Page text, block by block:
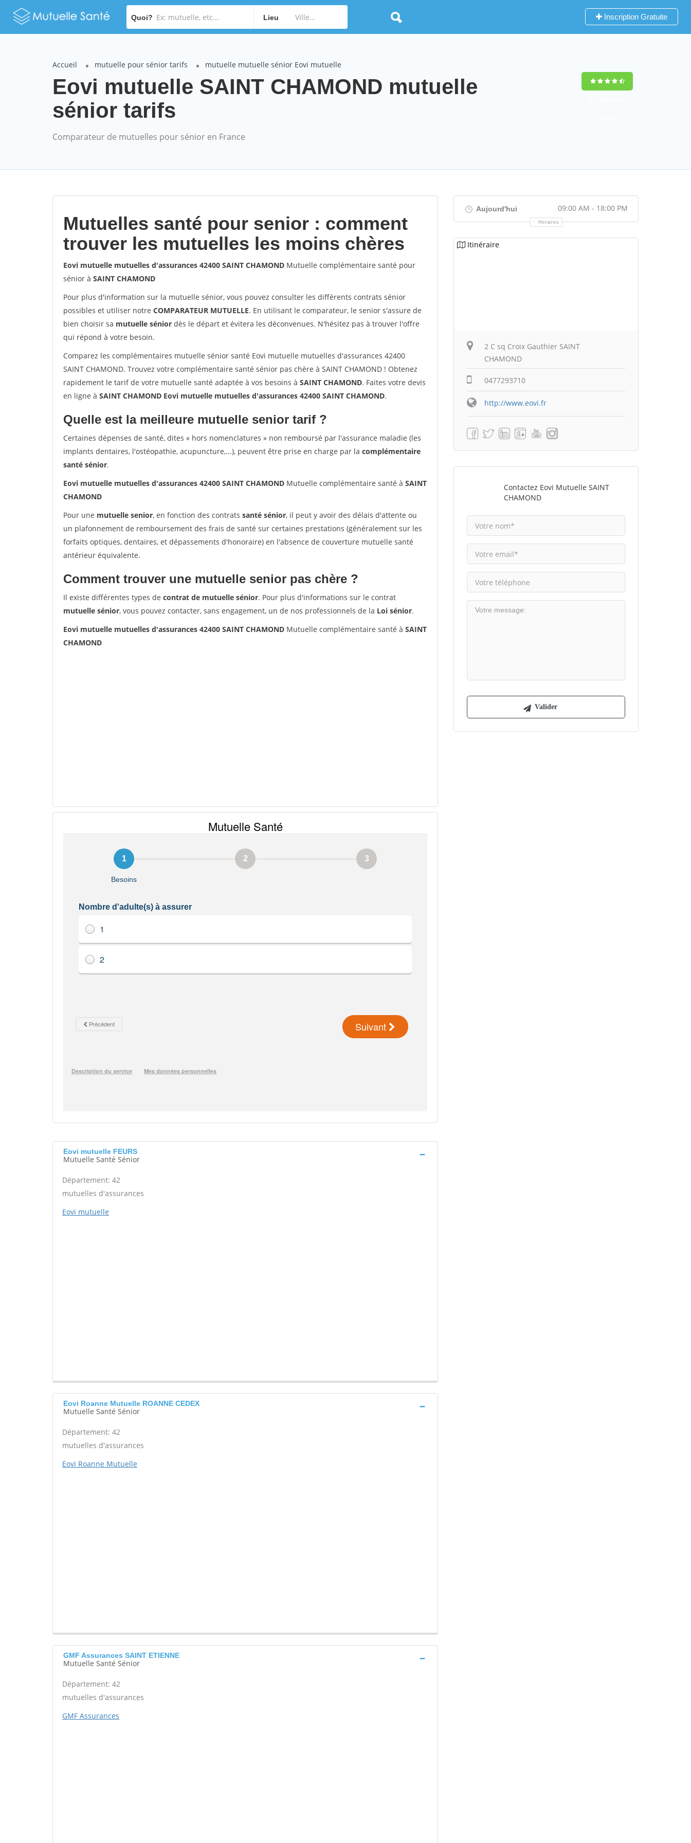
Quoi? Lieu Inscription Gratuite
Accueil mutuelle pour sénior tarifs mutuelle mutuelle sénior Eovi mutuelle
Eovi mutuelle SAINT CHAMOND mutuelle
sénior tarifs
Comparateur de mutuelles pour sénior en France
Mutuelles santé pour senior : comment
trouver les mutuelles les moins chères
Eovi mutuelle mutuelles d'assurances 42400 SAINT CHAMOND Mutuelle complémentaire santé pour
sénior à SAINT CHAMOND
Pour plus d'information sur la mutuelle sénior, vous pouvez consulter les différents contrats sénior
possibles et utiliser notre COMPARATEUR MUTUELLE. En utilisant le comparateur, le senior s'assure de
bien choisir sa mutuelle sénior dès le départ et évitera les déconvenues. N'hésitez pas à trouver l'offre
qui répond à votre besoin.
Comparez les complémentaires mutuelle sénior santé Eovi mutuelle mutuelles d'assurances 42400
SAINT CHAMOND. Trouvez votre complémentaire santé sénior pas chère à SAINT CHAMOND ! Obtenez
rapidement le tarif de votre mutuelle santé adaptée à vos besoins à SAINT CHAMOND. Faites votre devis
en ligne à SAINT CHAMOND Eovi mutuelle mutuelles d'assurances 42400 SAINT CHAMOND.
Quelle est la meilleure mutuelle senior tarif ?
Certaines dépenses de santé, dites « hors nomenclatures » non remboursé par l'assurance maladie (les
implants dentaires, l'ostéopathie, acupuncture,...), peuvent être prise en charge par la complémentaire
santé sénior.
Eovi mutuelle mutuelles d'assurances 42400 SAINT CHAMOND Mutuelle complémentaire santé à SAINT
CHAMOND
Pour une mutuelle senior, en fonction des contrats santé sénior, il peut y avoir des délais d'attente ou
un plafonnement de remboursement des frais de santé sur certaines prestations (généralement sur les
forfaits optiques, dentaires, et dépassements d'honoraire) en l'absence de couverture mutuelle santé
antérieur équivalente.
Comment trouver une mutuelle senior pas chère ?
Il existe différentes types de contrat de mutuelle sénior. Pour plus d'informations sur le contrat
mutuelle sénior, vous pouvez contacter, sans engagement, un de nos professionnels de la Loi sénior.
Eovi mutuelle mutuelles d'assurances 42400 SAINT CHAMOND Mutuelle complémentaire santé à SAINT
CHAMOND
Eovi mutuelle FEURS
Mutuelle Santé Sénior
Département: 42
mutuelles d'assurances
Eovi mutuelle
Eovi Roanne Mutuelle ROANNE CEDEX
Mutuelle Santé Sénior
Département: 42
mutuelles d'assurances
Eovi Roanne Mutuelle
GMF Assurances SAINT ETIENNE
Mutuelle Santé Sénior
Département: 42
mutuelles d'assurances
GMF Assurances
Aujourd'hui 09:00 AM - 18:00 PM
Horaires
Itinéraire
2 C sq Croix Gauthier SAINT
CHAMOND
0477293710
http://www.eovi.fr
Contactez Eovi Mutuelle SAINT
CHAMOND